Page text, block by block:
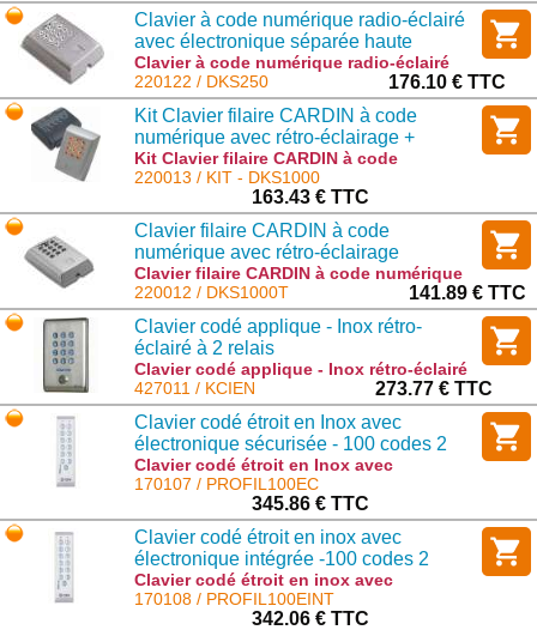
Clavier à code numérique radio-éclairé
avec électronique séparée haute
sécurité
Clavier à code numérique radio-éclairé
avec électronique séparée haute sécurité
: DKS250
220122 / DKS250
176.10 € TTC
Kit Clavier filaire CARDIN à code
numérique avec rétro-éclairage +
interface
Kit Clavier filaire CARDIN à code
numérique avec rétro-éclairage +
interface : KIT - DKS1000
220013 / KIT - DKS1000
163.43 € TTC
Clavier filaire CARDIN à code
numérique avec rétro-éclairage
Clavier filaire CARDIN à code numérique
avec rétro-éclairage : DKS1000T
220012 / DKS1000T
141.89 € TTC
Clavier codé applique - Inox rétro-
éclairé à 2 relais
Clavier codé applique - Inox rétro-éclairé
à 2 relais : KCIEN
427011 / KCIEN
273.77 € TTC
Clavier codé étroit en Inox avec
électronique sécurisée - 100 codes 2
relais 12 à 48 V DC
Clavier codé étroit en Inox avec
électronique sécurisée - 100 codes 2
relais 12 à 48 V DC : PROFIL100EC
170107 / PROFIL100EC
345.86 € TTC
Clavier codé étroit en inox avec
électronique intégrée -100 codes 2
relais 12 à 48 V DC
Clavier codé étroit en inox avec
électronique intégrée -100 codes 2 relais
12 à 48 V DC : PROFIL100EINT
170108 / PROFIL100EINT
342.06 € TTC